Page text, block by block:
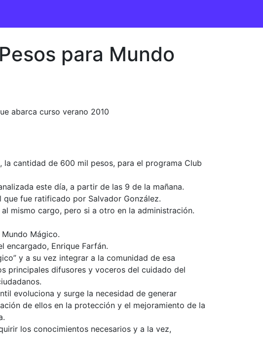
para Mundo
abarca curso verano 2010
cantidad de 600 mil pesos, para el programa Club
este día, a partir de las 9 de la mañana.
fue ratificado por Salvador González.
mismo cargo, pero si a otro en la administración.
Mágico.
encargado, Enrique Farfán.
y a su vez integrar a la comunidad de esa
principales difusores y voceros del cuidado del
evoluciona y surge la necesidad de generar
de ellos en la protección y el mejoramiento de la
los conocimientos necesarios y a la vez,